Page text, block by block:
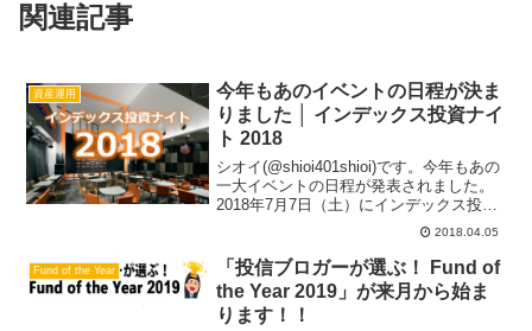
関連記事
資産運用
今年もあのイベントの日程が決ま
りました │ インデックス投資ナイ
ト 2018
シオイ(@shioi401shioi)です。今年もあの
一大イベントの日程が発表されました。
2018年7月7日（土）にインデックス投資
ナイトが渋谷の東京カルチャーカルチャ
ーで開催されます！！インデックス投資
ナイトとは？インデックス投資家達に
よ...
2018.04.05
Fund of the Year
「投信ブロガーが選ぶ！ Fund of
the Year 2019」が来月から始ま
ります！！